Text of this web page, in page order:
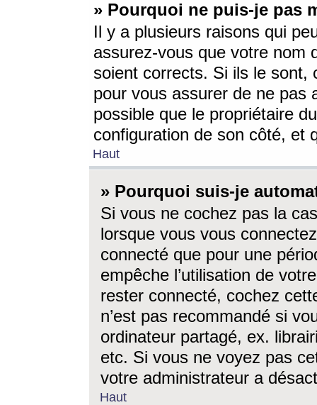
» Pourquoi ne puis-je pas
Il y a plusieurs raisons qui
assurez-vous que votre nom
soient corrects. Si ils le sont,
pour vous assurer de ne pas
possible que le propriétaire
configuration de son côté, et
Haut
» Pourquoi suis-je
Si vous ne cochez pas la
lorsque vous vous
connecté que pour une
empêche l’utilisation de
rester connecté, cochez
n’est pas recommandé si
ordinateur partagé, ex.
etc. Si vous ne voyez pas
votre administrateur a
Haut